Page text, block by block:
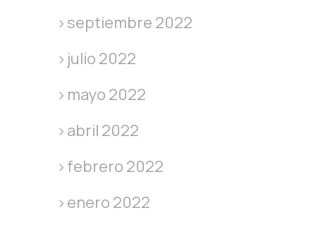
septiembre 2022
julio 2022
mayo 2022
abril 2022
febrero 2022
enero 2022